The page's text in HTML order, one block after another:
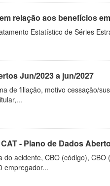
relação aos benefícios
Estatístico de Séries
Jun/2023 a jun/2027
de filiação, motivo cessação/
- Plano de Dados
acidente, CBO (código),
empregador...